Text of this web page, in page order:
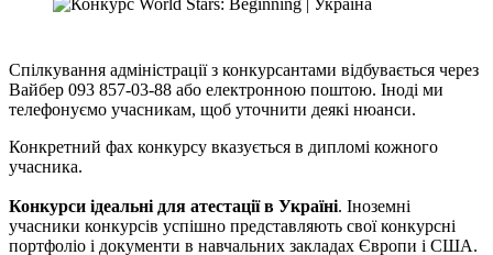
Спілкування адміністрації з конкурсантами відбувається через
Вайбер 093 857-03-88 або електронною поштою. Іноді ми
телефонуємо учасникам, щоб уточнити деякі нюанси.
Конкретний фах конкурсу вказується в дипломі кожного
учасника.
Конкурси ідеальні для атестації в Україні. Іноземні
учасники конкурсів успішно представляють свої конкурсні
портфоліо і документи в навчальних закладах Європи і США.